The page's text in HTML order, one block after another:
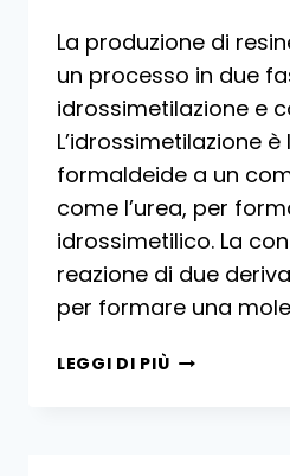
La produzione di
un processo in due
idrossimetilazione e
L’idrossimetilazione è
formaldeide a un
come l’urea, per
idrossimetilico. La
reazione di due
per formare una
LEGGI DI PIÙ PRODUZIONE